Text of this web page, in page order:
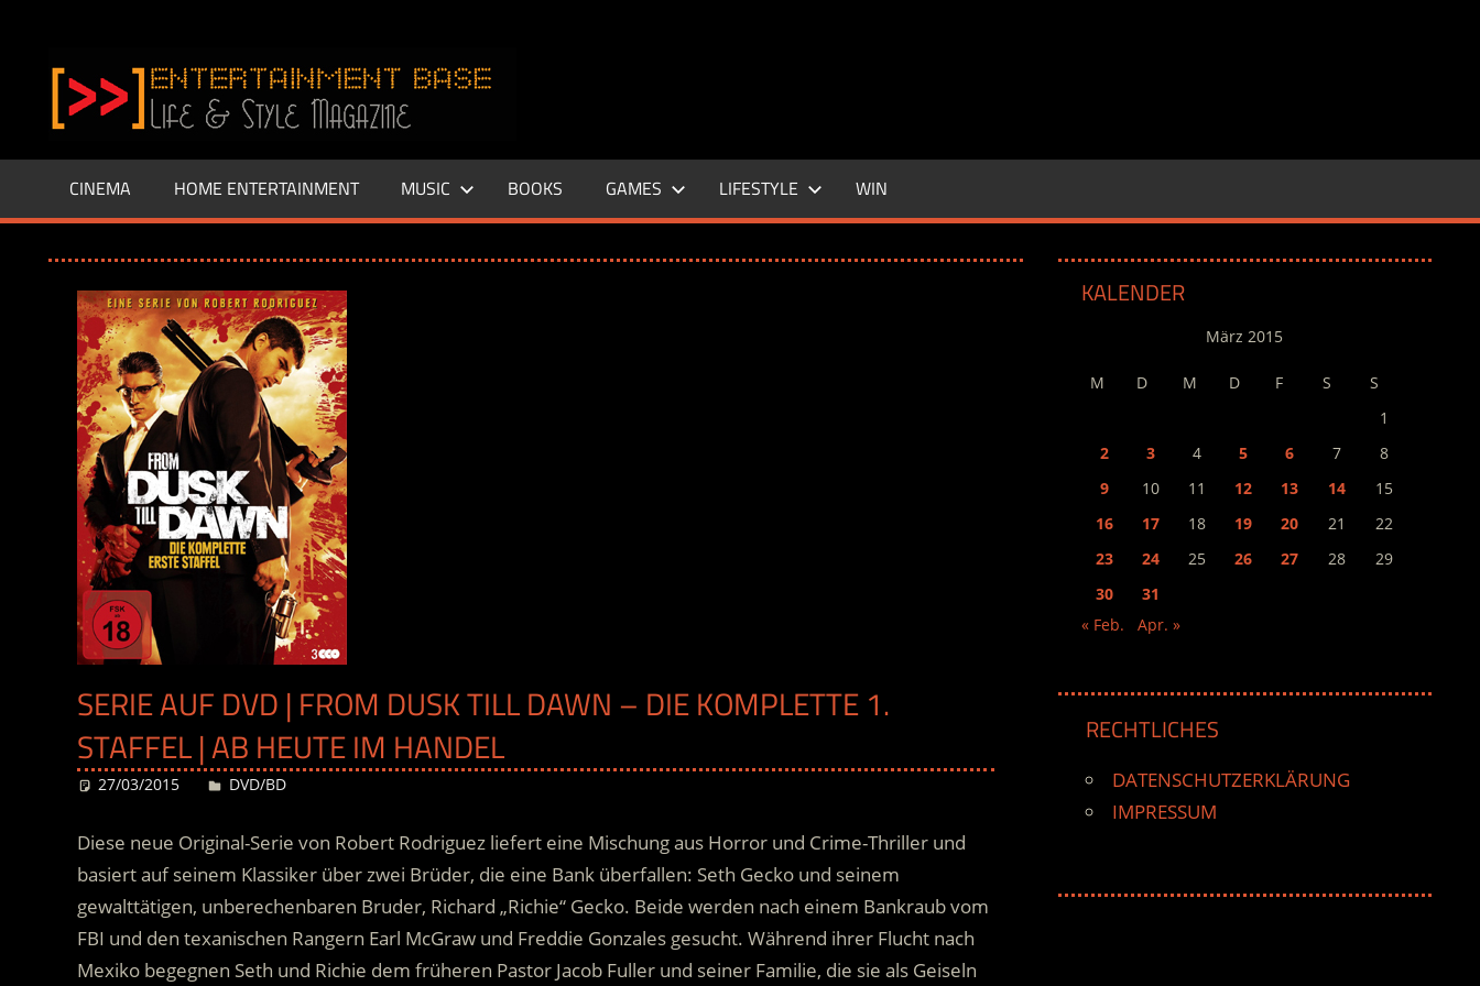
springen
–
LIFE
Base.de
CINEMA HOME ENTERTAINMENT MUSIC BOOKS GAMES LIFESTYLE WIN
SERIE AUF DVD | FROM DUSK TILL DAWN – DIE KOMPLETTE 1.
STAFFEL | AB HEUTE IM HANDEL
27/03/2015 Desiree
DVD/BD
Diese neue Original-Serie von Robert Rodriguez liefert eine Mischung aus Horror und Crime-Thriller und
basiert auf seinem Klassiker über zwei Brüder, die eine Bank überfallen: Seth Gecko und seinem
gewalttätigen, unberechenbaren Bruder, Richard „Richie“ Gecko. Beide werden nach einem Bankraub vom
FBI und den texanischen Rangern Earl McGraw und Freddie Gonzales gesucht. Während ihrer Flucht nach
Mexiko begegnen Seth und Richie dem früheren Pastor Jacob Fuller und seiner Familie, die sie als Geiseln
KALENDER
März 2015
M D M D F S
S
1
2
3 4 5 6 7
8
9
10 11 12 13 14
15
16
17 18 19 20 21
22
23
24 25 26 27 28
29
30
31
« Feb.
Apr. »
RECHTLICHES
DATENSCHUTZERKLÄRUNG
IMPRESSUM